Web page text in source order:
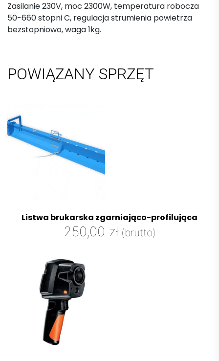
Zasilanie 230V, moc 2300W, temperatura robocza
50-660 stopni C, regulacja strumienia powietrza
bezstopniowo, waga 1kg.
POWIĄZANY SPRZĘT
Listwa brukarska zgarniająco-profilująca
250,00 zł (brutto)